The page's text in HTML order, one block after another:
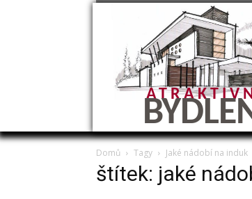
Domů Tagy Jaké nádobí na induk
štítek: jaké